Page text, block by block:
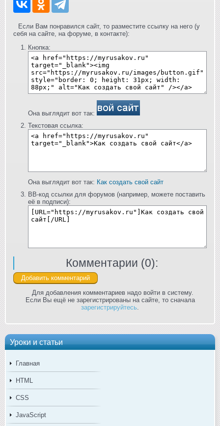
Уроки и статьи
Главная
HTML
CSS
JavaScript
Если Вам понравился сайт, то разместите ссылку на него (у
себя на сайте, на форуме, в контакте):
Кнопка:
Она выглядит вот так:
Текстовая ссылка:
Она выглядит вот так: Как создать свой сайт
BB-код ссылки для форумов (например, можете поставить
её в подписи):
Комментарии (0):
Для добавления комментариев надо войти в систему.
Если Вы ещё не зарегистрированы на сайте, то сначала
зарегистрируйтесь